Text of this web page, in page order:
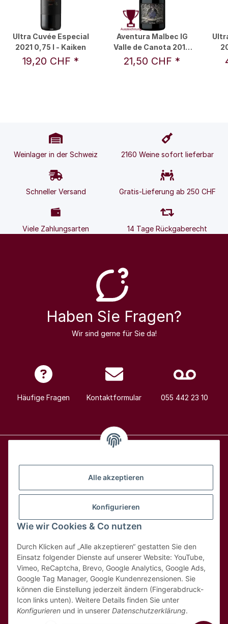
Alle akzeptieren
Konfigurieren
Wie wir Cookies & Co nutzen
Durch Klicken auf „Alle akzeptieren“ gestatten Sie den
Einsatz folgender Dienste auf unserer Website: YouTube,
Vimeo, ReCaptcha, Brevo, Google Analytics, Google Ads,
Google Tag Manager, Google Kundenrezensionen. Sie
können die Einstellung jederzeit ändern (Fingerabdruck-
Icon links unten). Weitere Details finden Sie unter
Konfigurieren und in unserer Datenschutzerklärung.
Ultra Cuvée Especial
2021 0,75 l - Kaiken
19,20 CHF *
Aventura Malbec IG
Valle de Canota 2019
0,75 l - Kaiken
21,50 CHF *
Weinlager in der Schweiz 2160 Weine sofort lieferbar
Schneller Versand Gratis-Lieferung ab 250 CHF
Viele Zahlungsarten 14 Tage Rückgaberecht
Haben Sie Fragen?
Wir sind gerne für Sie da!
Häufige Fragen Kontaktformular 055 442 23 10
Hilfe & Kontakt
Rechtliches